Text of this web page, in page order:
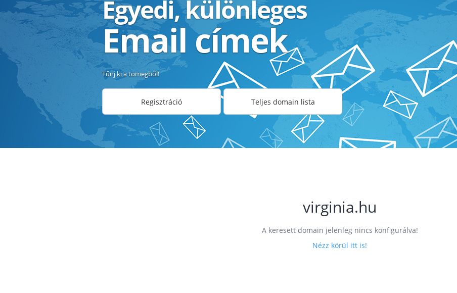
Egyedi, különleges
Email címek
Tűnj ki a tömegből!
Regisztráció Teljes domain lista
virginia.hu
A keresett domain jelenleg nincs konfigurálva!
Nézz körül itt is!